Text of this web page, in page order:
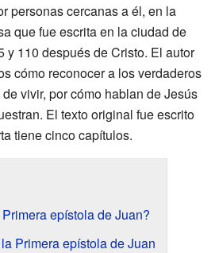
personas cercanas a él, en la
que fue escrita en la ciudad de
y 110 después de Cristo. El autor
cómo reconocer a los verdaderos
vivir, por cómo hablan de Jesús
El texto original fue escrito
tiene cinco capítulos.
epístola de Juan?
Primera epístola de Juan